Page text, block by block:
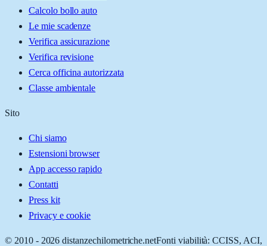
Calcolo bollo auto
Le mie scadenze
Verifica assicurazione
Verifica revisione
Cerca officina autorizzata
Classe ambientale
Sito
Chi siamo
Estensioni browser
App accesso rapido
Contatti
Press kit
Privacy e cookie
© 2010 - 2026 distanzechilometriche.netFonti viabilità: CCISS, ACI,